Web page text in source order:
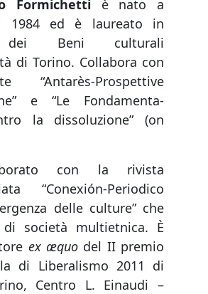
Formichettiè nato a
1984 ed è laureato in
dei Beni culturali
di Torino. Collabora con
Prospettive
e “Le Fondamenta-
la dissoluzione” (on
con la rivista
“Conexión-Periodico
delle culture” che
società multietnica. È
ex æquo del II premio
di Liberalismo 2011 di
Centro L. Einaudi –